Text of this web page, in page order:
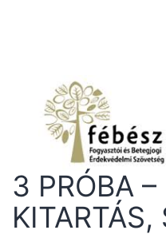
3 PRÓBA –
KITARTÁS,